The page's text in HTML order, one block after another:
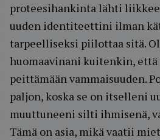
proteesihankinta lähti
uuden identiteettini ilman
tarpeelliseksi piilottaa sitä.
huomaavinani kuitenkin,
peittämään vammaisuuden.
paljon, koska se on itselleni
muuttuneeni silti ihmisenä,
Tämä on asia, mikä vaatii